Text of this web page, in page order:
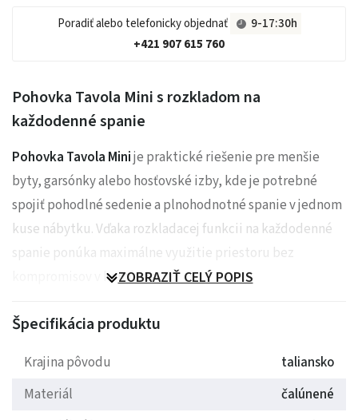
Poradiť alebo telefonicky objednať
9-17:30h
+421 907 615 760
Pohovka Tavola Mini s rozkladom na
každodenné spanie
Pohovka Tavola Minije praktické riešenie pre menšie
byty, garsónky alebo hosťovské izby, kde je potrebné
spojiť pohodlné sedenie a plnohodnotné spanie v jednom
kuse nábytku. Vďaka rozkladacej funkcii na každodenné
spanie ponúka maximálne využitie priestoru bez
kompromisov v komforte.
Prečo si ju zamilujete
slúžila ako pohodlné sedenie a v noci sa jednoducho
premenila na plnohodnotné lôžko. Tento praktický
ZOBRAZIŤ CELÝ POPIS
Špecifikácia produktu
Krajina pôvodu
taliansko
Materiál
čalúnené